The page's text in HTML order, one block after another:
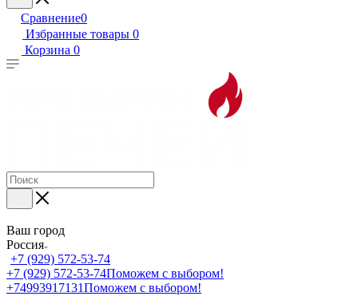
Сравнение0
Избранные товары 0
Корзина 0
Ваш город
Россия
+7 (929) 572-53-74
+7 (929) 572-53-74Поможем с выбором!
+74993917131Поможем с выбором!